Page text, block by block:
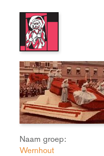
Naam groep:
Wernhout